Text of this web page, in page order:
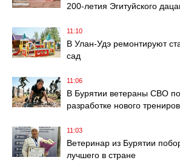
200-летия Эгитуйского
11:10
В Улан-Удэ ремонтируют
сад
11:06
В Бурятии ветераны СВО
разработке нового
11:03
Ветеринар из Бурятии
лучшего в стране